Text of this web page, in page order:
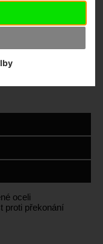
nás
oceli
proti překonání